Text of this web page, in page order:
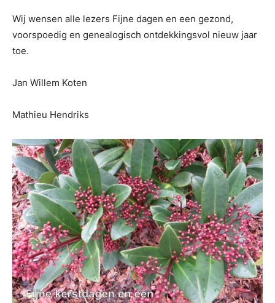
Wij wensen alle lezers Fijne dagen en een gezond,
voorspoedig en genealogisch ontdekkingsvol nieuw jaar
toe.
Jan Willem Koten
Mathieu Hendriks